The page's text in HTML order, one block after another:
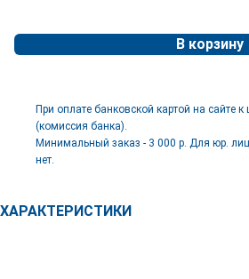
В корзину
При оплате банковской картой на сайте
(комиссия банка).
Минимальный заказ - 3 000 р. Для юр.
нет.
ХАРАКТЕРИСТИКИ